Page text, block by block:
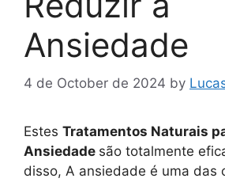
Ansiedade
4 de October de 2024 by
Estes Tratamentos Naturais
Ansiedade são totalmente
disso, A ansiedade é uma das